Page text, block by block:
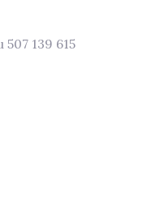
139 615